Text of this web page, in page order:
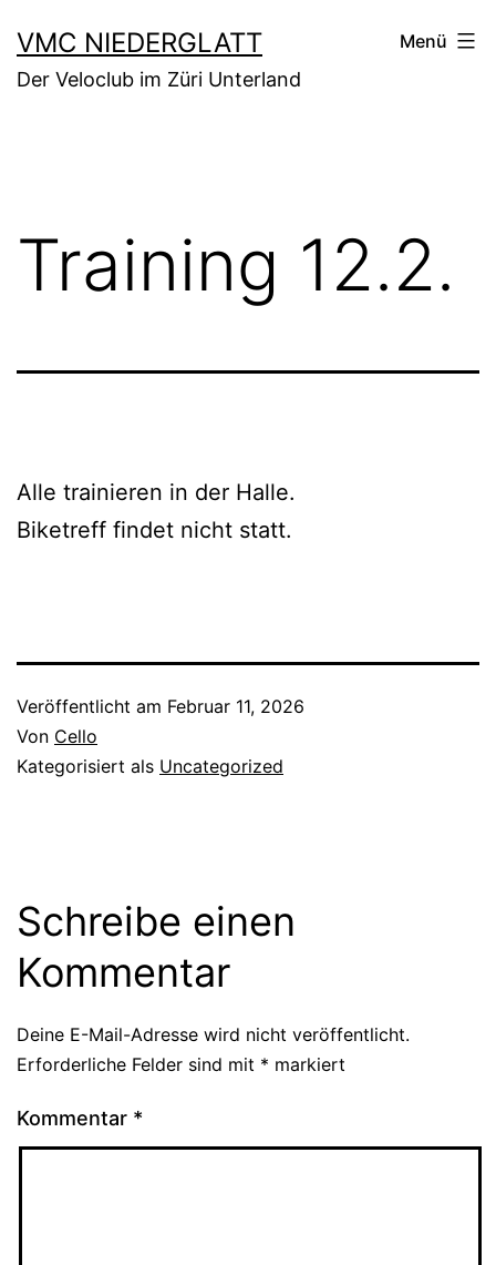
Inhalt
springen
VMC NIEDERGLATT
Der Veloclub im Züri Unterland
Menü
Training 12.2.
Alle trainieren in der Halle.
Biketreff findet nicht statt.
Veröffentlicht am Februar 11, 2026
Von Cello
Kategorisiert als Uncategorized
Schreibe einen
Kommentar
Deine E-Mail-Adresse wird nicht veröffentlicht.
Erforderliche Felder sind mit * markiert
Kommentar *